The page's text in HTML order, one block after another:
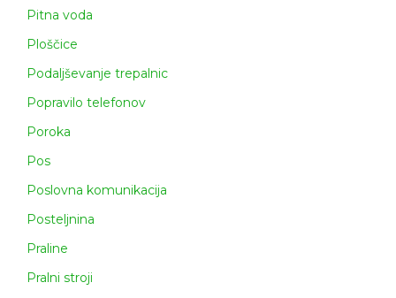
Pitna voda
Ploščice
Podaljševanje trepalnic
Popravilo telefonov
Poroka
Pos
Poslovna komunikacija
Posteljnina
Praline
Pralni stroji